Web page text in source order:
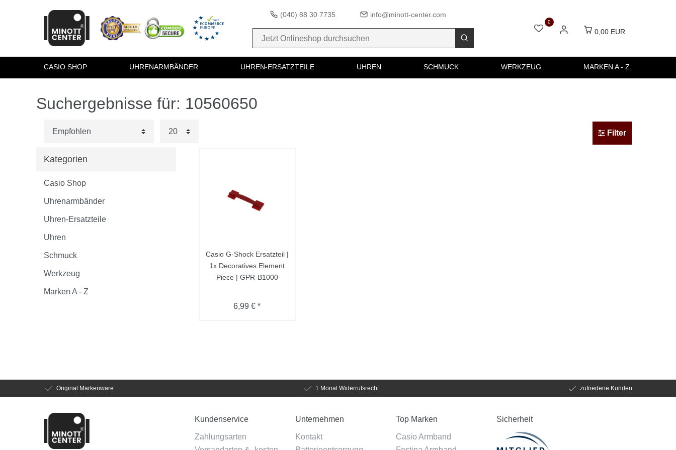
(040) 88 30 7735 info@minott-center.com
0
0,00 EUR
CASIO SHOP UHRENARMBÄNDER UHREN-ERSATZTEILE UHREN SCHMUCK WERKZEUG MARKEN A - Z
Suchergebnisse für: 10560650
Filter
Kategorien
Casio Shop
Uhrenarmbänder
Uhren-Ersatzteile
Uhren
Schmuck
Werkzeug
Marken A - Z
Casio G-Shock Ersatzteil |
1x Decoratives Element
Piece | GPR-B1000
6,99 € *
Original Markenware 1 Monat Widerrufsrecht zufriedene Kunden
Kundenservice
Zahlungsarten
Unternehmen
Kontakt
Top Marken
Casio Armband
Sicherheit